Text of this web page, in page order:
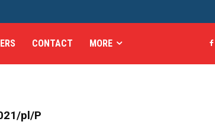
CONTACT MORE
pl/P